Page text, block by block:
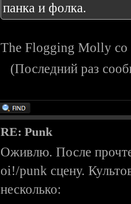
панка и фолка.
The Flogging Molly со
(Последний раз
RE: Punk
Оживлю. После
oi!/punk сцену.
несколько: